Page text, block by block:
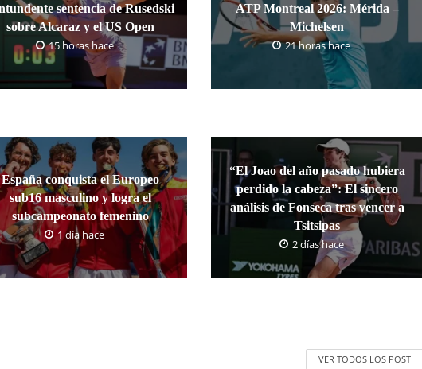
sentencia de Rusedski
sobre Alcaraz y el US Open
15 horas hace
ATP Montreal 2026: Mérida –
Michelsen
21 horas hace
España conquista el Europeo
sub16 masculino y logra el
subcampeonato femenino
1 día hace
“El Joao del año pasado hubiera
perdido la cabeza”: El sincero
análisis de Fonseca tras vencer a
Tsitsipas
2 días hace
VER TODOS LOS POST